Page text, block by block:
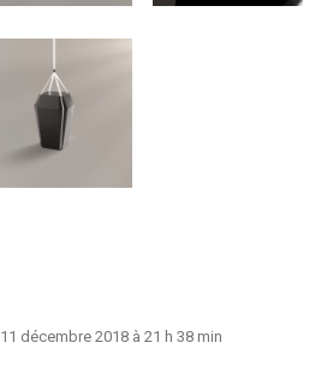
11 décembre 2018 à 21 h 38 min